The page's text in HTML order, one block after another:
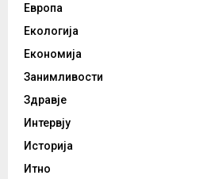
Европа
Екологија
Економија
Занимливости
Здравје
Интервју
Историја
Итно